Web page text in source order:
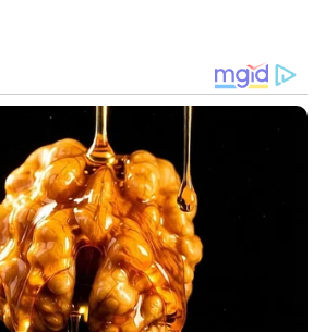
പെട്രോൾ
അത്തരമൊരു
അയാളുടെ പോക്കറ്റിൽ 1,000
ഭാരം ഉണ്ടാകും. ഇതാണ്
പെട്രോൾ, ഡീസൽ
കാരണം. അവർ
സിഎൻജി വാഹനങ്ങൾ
ഇവയ്ക്ക്
വളരെ